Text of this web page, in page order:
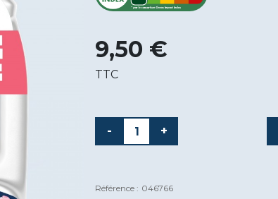
9,50 €
TTC
- +
Référence : 046766